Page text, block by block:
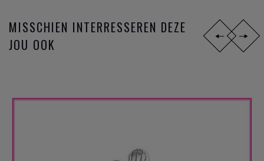
MISSCHIEN INTERRESSEREN DEZE
JOU OOK